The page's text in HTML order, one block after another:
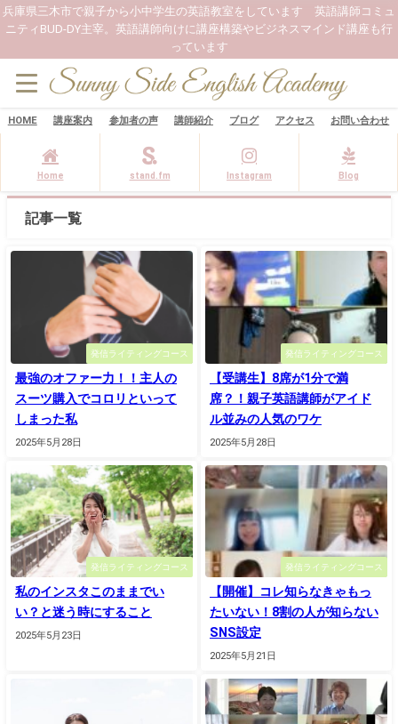
兵庫県三木市で親子から小中学生の英語教室をしています 英語講師コミュ
ニティBUD-DY主宰。英語講師向けに講座構築やビジネスマインド講座も行
っています
HOME 講座案内 参加者の声 講師紹介 ブログ アクセス お問い合わせ
Home stand.fm Instagram Blog
記事一覧
発信ライティングコース
最強のオファー力！！主人の
スーツ購入でコロリといって
しまった私
2025年5月28日
発信ライティングコース
【受講生】8席が1分で満
席？！親子英語講師がアイド
ル並みの人気のワケ
2025年5月28日
発信ライティングコース
私のインスタこのままでい
い？と迷う時にすること
2025年5月23日
発信ライティングコース
【開催】コレ知らなきゃもっ
たいない！8割の人が知らない
SNS設定
2025年5月21日